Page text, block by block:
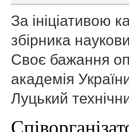
За ініціативою
збірника
Своє бажання
академія
Луцький